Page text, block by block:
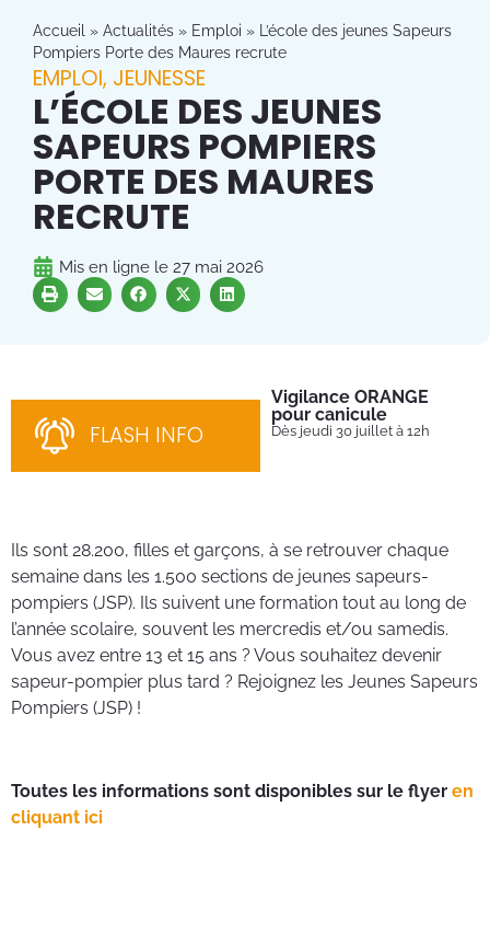
Accueil » Actualités » Emploi » L’école des jeunes Sapeurs
Pompiers Porte des Maures recrute
EMPLOI, JEUNESSE
L’ÉCOLE DES JEUNES
SAPEURS POMPIERS
PORTE DES MAURES
RECRUTE
Mis en ligne le 27 mai 2026
FLASH INFO
Vigilance ORANGE
pour canicule
Dès jeudi 30 juillet à 12h
Ils sont 28.200, filles et garçons, à se retrouver chaque
semaine dans les 1.500 sections de jeunes sapeurs-
pompiers (JSP). Ils suivent une formation tout au long de
l’année scolaire, souvent les mercredis et/ou samedis.
Vous avez entre 13 et 15 ans ? Vous souhaitez devenir
sapeur-pompier plus tard ? Rejoignez les Jeunes Sapeurs
Pompiers (JSP) !
Toutes les informations sont disponibles sur le flyer en
cliquant ici